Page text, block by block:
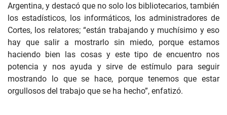
Argentina, y destacó que no solo los bibliotecarios, también
los estadísticos, los informáticos, los administradores de
Cortes, los relatores; “están trabajando y muchísimo y eso
hay que salir a mostrarlo sin miedo, porque estamos
haciendo bien las cosas y este tipo de encuentro nos
potencia y nos ayuda y sirve de estímulo para seguir
mostrando lo que se hace, porque tenemos que estar
orgullosos del trabajo que se ha hecho”, enfatizó.